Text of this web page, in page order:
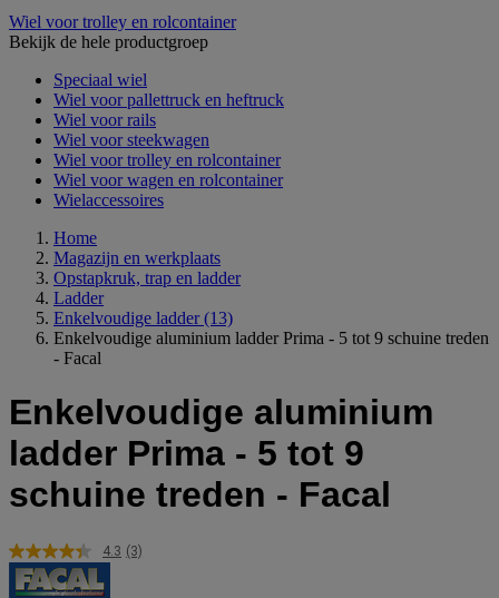
Wiel voor trolley en rolcontainer
Bekijk de hele productgroep
Speciaal wiel
Wiel voor pallettruck en heftruck
Wiel voor rails
Wiel voor steekwagen
Wiel voor trolley en rolcontainer
Wiel voor wagen en rolcontainer
Wielaccessoires
Home
Magazijn en werkplaats
Opstapkruk, trap en ladder
Ladder
Enkelvoudige ladder (13)
Enkelvoudige aluminium ladder Prima - 5 tot 9 schuine treden
- Facal
Enkelvoudige aluminium
ladder Prima - 5 tot 9
schuine treden - Facal
4.3 Lees
(3)